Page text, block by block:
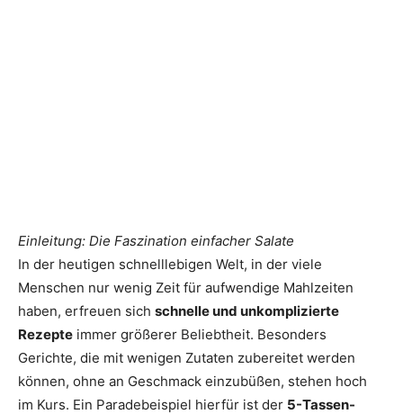
Einleitung: Die Faszination einfacher Salate
In der heutigen schnelllebigen Welt, in der viele
Menschen nur wenig Zeit für aufwendige Mahlzeiten
haben, erfreuen sich schnelle und unkomplizierte
Rezepte immer größerer Beliebtheit. Besonders
Gerichte, die mit wenigen Zutaten zubereitet werden
können, ohne an Geschmack einzubüßen, stehen hoch
im Kurs. Ein Paradebeispiel hierfür ist der 5-Tassen-